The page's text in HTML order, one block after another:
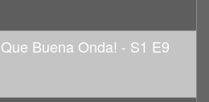
Que Buena Onda! - S1 E9